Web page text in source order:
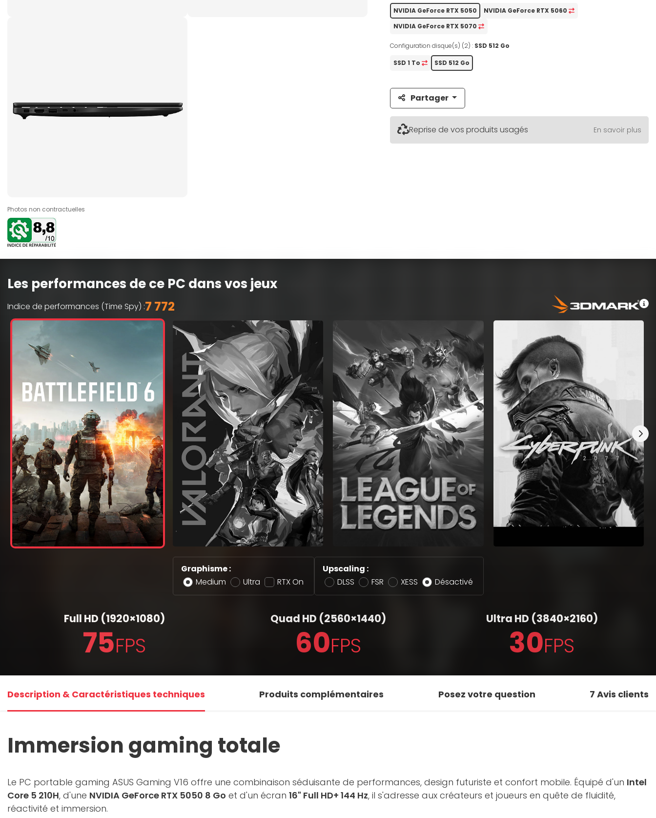
Photos non contractuelles
NVIDIA GeForce RTX 5050
NVIDIA GeForce RTX 5060
NVIDIA GeForce RTX 5070
Configuration disque(s) (2) : SSD 512 Go
SSD 1 To SSD 512 Go
Partager
Reprise de vos produits usagés En savoir plus
Les performances de ce PC dans vos jeux
Indice de performances (Time Spy) :7 772
Graphisme :
Medium
Ultra RTX On
Upscaling :
DLSS
FSR XESS Désactivé
Full HD (1920×1080)
75FPS
Quad HD (2560×1440)
60FPS
Ultra HD (3840×2160)
30FPS
Description & Caractéristiques techniques Produits complémentaires Posez votre question 7 Avis clients
Immersion gaming totale
Le PC portable gaming ASUS Gaming V16 offre une combinaison séduisante de performances, design futuriste et confort mobile. Équipé d'un Intel
Core 5 210H, d'une NVIDIA GeForce RTX 5050 8 Go et d'un écran 16" Full HD+ 144 Hz, il s'adresse aux créateurs et joueurs en quête de fluidité,
réactivité et immersion.